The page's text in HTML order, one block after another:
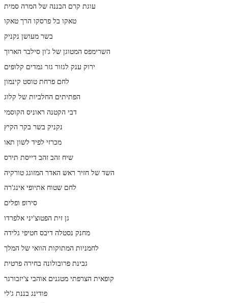
עוגת קרם הבננה של המרה סמית
טאקו בל פרסקו הרך טאקו
בשר מעושן נקניק
השרימפס המטוגן של ג'ון סילבר הארוך
ירוק ענק לגזור גזר גמדים קלופים
לחם פרחת טוסט קינמון
הפתיתים החלביות של קלוג
דבי הקטנה ראוניס הקוסמי
נקניק בשר בקר הקיץ
מכרזי לפיד לשון תאו
שיח זהב זהב דייסת תירס
השד של חזיר ראש האדר המזוגג טורקיה
לחם שטוח אתיופי אינג'רה
סירופ ופלים
גן זית הפטוצ'יני אלפרדו
מחנק נסטלה דיבס חטיפי גלידה
לחמניות המתוקות הוואי של המלך
גבינת פרובולונה בחירה פרטית
קופאית הצרפתי מטגנים אוהבי צ'יזבורגר
פודינג בננת ג'לי